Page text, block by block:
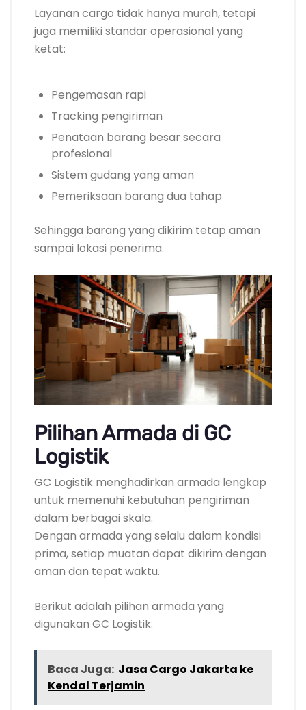
Layanan cargo tidak hanya murah, tetapi
juga memiliki standar operasional yang
ketat:
Pengemasan rapi
Tracking pengiriman
Penataan barang besar secara
profesional
Sistem gudang yang aman
Pemeriksaan barang dua tahap
Sehingga barang yang dikirim tetap aman
sampai lokasi penerima.
Pilihan Armada di GC
Logistik
GC Logistik menghadirkan armada lengkap
untuk memenuhi kebutuhan pengiriman
dalam berbagai skala.
Dengan armada yang selalu dalam kondisi
prima, setiap muatan dapat dikirim dengan
aman dan tepat waktu.
Berikut adalah pilihan armada yang
digunakan GC Logistik:
Baca Juga: Jasa Cargo Jakarta ke
Kendal Terjamin